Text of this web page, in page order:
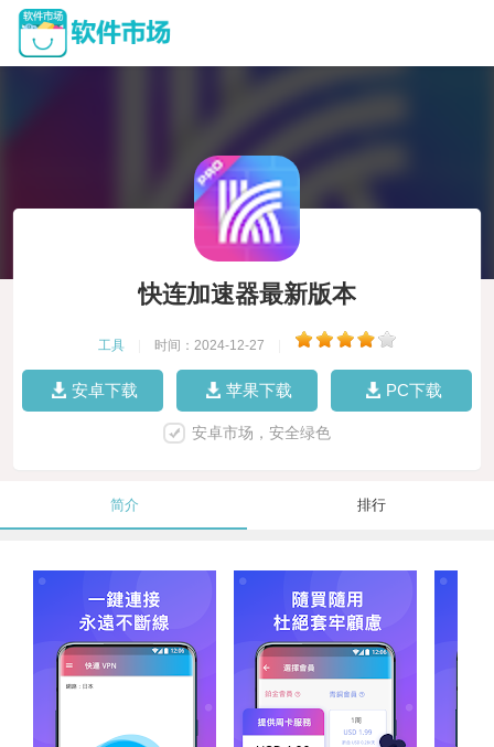
快连加速器最新版本
工具 时间：2024-12-27
安卓下载 苹果下载 PC下载
安卓市场，安全绿色
简介 排行